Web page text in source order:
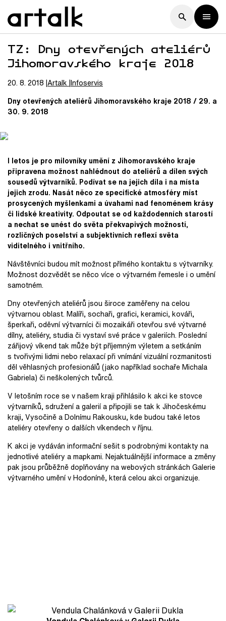
TZ: Dny otevřených ateliérů
Jihomoravského kraje 2018
20. 8. 2018 Artalk Infoservis
Dny otevřených ateliérů Jihomoravského kraje 2018 / 29. a
30. 9. 2018
I letos je pro milovníky umění z Jihomoravského kraje
připravena možnost nahlédnout do ateliérů a dílen svých
sousedů výtvarníků. Podívat se na jejich díla i na místa
jejich zrodu. Nasát něco ze specifické atmosféry míst
prosycených myšlenkami a úvahami nad fenoménem krásy
či lidské kreativity. Odpoutat se od každodenních starostí
a nechat se unést do světa překvapivých možností,
rozličných poselství a subjektivních reflexí světa
viditelného i vnitřního.
Návštěvníci budou mít možnost přímého kontaktu s výtvarníky.
Možnost dozvědět se něco více o výtvarném řemesle i o umění
samotném.
Dny otevřených ateliérů jsou široce zaměřeny na celou
výtvarnou oblast. Malíři, sochaři, grafici, keramici, kováři,
šperkaři, oděvní výtvarníci či mozaikáři otevřou své výtvarné
dílny, ateliéry, studia či vystaví své práce v galeriích. Poslední
zářijový víkend tak může být příjemným výletem a setkáním
s tvořivými lidmi nebo relaxací při vnímání vizuální rozmanitosti
děl věhlasných profesionálů (jako například sochaře Michala
Gabriela) či neškolených tvůrců.
V letošním roce se v našem kraji přihlásilo k akci ke stovce
výtvarníků, sdružení a galerií a připojili se tak k Jihočeskému
kraji, Vysočině a Dolnímu Rakousku, kde budou také letos
ateliéry otevřeny o dalších víkendech v říjnu.
K akci je vydáván informační sešit s podrobnými kontakty na
jednotlivé ateliéry a mapkami. Nejaktuálnější informace a změny
pak jsou průběžně doplňovány na webových stránkách Galerie
výtvarného umění v Hodoníně, která celou akci organizuje.